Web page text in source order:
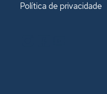
Política de privacidade